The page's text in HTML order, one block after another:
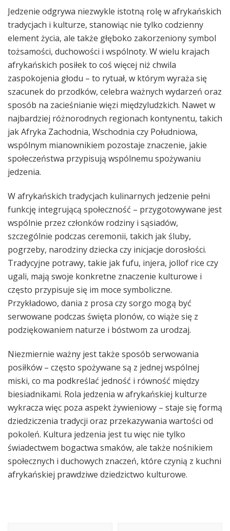
Jedzenie odgrywa niezwykle istotną rolę w afrykańskich
tradycjach i kulturze, stanowiąc nie tylko codzienny
element życia, ale także głęboko zakorzeniony symbol
tożsamości, duchowości i wspólnoty. W wielu krajach
afrykańskich posiłek to coś więcej niż chwila
zaspokojenia głodu – to rytuał, w którym wyraża się
szacunek do przodków, celebra ważnych wydarzeń oraz
sposób na zacieśnianie więzi międzyludzkich. Nawet w
najbardziej różnorodnych regionach kontynentu, takich
jak Afryka Zachodnia, Wschodnia czy Południowa,
wspólnym mianownikiem pozostaje znaczenie, jakie
społeczeństwa przypisują wspólnemu spożywaniu
jedzenia.
W afrykańskich tradycjach kulinarnych jedzenie pełni
funkcję integrującą społeczność – przygotowywane jest
wspólnie przez członków rodziny i sąsiadów,
szczególnie podczas ceremonii, takich jak śluby,
pogrzeby, narodziny dziecka czy inicjacje dorosłości.
Tradycyjne potrawy, takie jak fufu, injera, jollof rice czy
ugali, mają swoje konkretne znaczenie kulturowe i
często przypisuje się im moce symboliczne.
Przykładowo, dania z prosa czy sorgo mogą być
serwowane podczas święta plonów, co wiąże się z
podziękowaniem naturze i bóstwom za urodzaj.
Niezmiernie ważny jest także sposób serwowania
posiłków – często spożywane są z jednej wspólnej
miski, co ma podkreślać jedność i równość między
biesiadnikami. Rola jedzenia w afrykańskiej kulturze
wykracza więc poza aspekt żywieniowy – staje się formą
dziedziczenia tradycji oraz przekazywania wartości od
pokoleń. Kultura jedzenia jest tu więc nie tylko
świadectwem bogactwa smaków, ale także nośnikiem
społecznych i duchowych znaczeń, które czynią z kuchni
afrykańskiej prawdziwe dziedzictwo kulturowe.